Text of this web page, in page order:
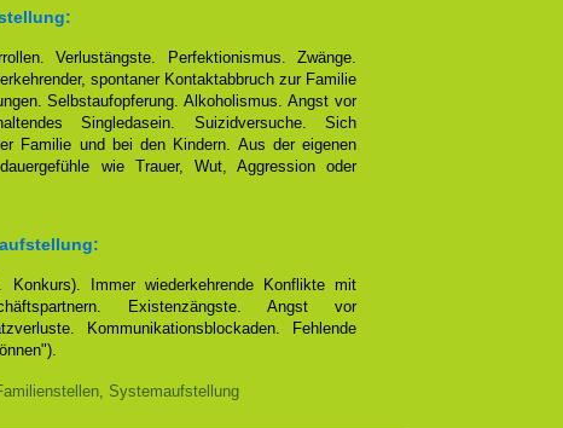
Verlustängste. Perfektionismus. Zwänge.
spontaner Kontaktabbruch zur Familie
Selbstaufopferung. Alkoholismus. Angst vor
Singledasein. Suizidversuche. Sich
Familie und bei den Kindern. Aus der eigenen
wie Trauer, Wut, Aggression oder
Immer wiederkehrende Konflikte mit
Existenzängste. Angst vor
Kommunikationsblockaden. Fehlende
Systemaufstellung